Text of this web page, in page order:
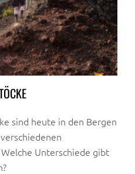
sind heute in den Bergen
Unterschiede gibt